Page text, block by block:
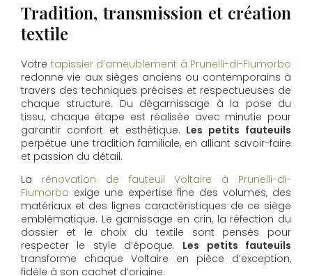
Tradition, transmission et création
textile
Votre tapissier d’ameublement à Prunelli-di-Fiumorbo
redonne vie aux sièges anciens ou contemporains à
travers des techniques précises et respectueuses de
chaque structure. Du dégarnissage à la pose du
tissu, chaque étape est réalisée avec minutie pour
garantir confort et esthétique. Les petits fauteuils
perpétue une tradition familiale, en alliant savoir-faire
et passion du détail.
La rénovation de fauteuil Voltaire à Prunelli-di-
Fiumorbo exige une expertise fine des volumes, des
matériaux et des lignes caractéristiques de ce siège
emblématique. Le garnissage en crin, la réfection du
dossier et le choix du textile sont pensés pour
respecter le style d’époque. Les petits fauteuils
transforme chaque Voltaire en pièce d’exception,
fidèle à son cachet d’origine.